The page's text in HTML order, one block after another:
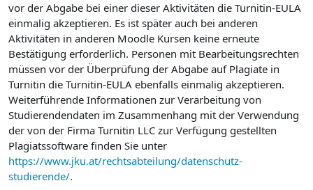
vor der Abgabe bei einer dieser Aktivitäten die Turnitin-EULA
einmalig akzeptieren. Es ist später auch bei anderen
Aktivitäten in anderen Moodle Kursen keine erneute
Bestätigung erforderlich. Personen mit Bearbeitungsrechten
müssen vor der Überprüfung der Abgabe auf Plagiate in
Turnitin die Turnitin-EULA ebenfalls einmalig akzeptieren.
Weiterführende Informationen zur Verarbeitung von
Studierendendaten im Zusammenhang mit der Verwendung
der von der Firma Turnitin LLC zur Verfügung gestellten
Plagiatssoftware finden Sie unter
https://www.jku.at/rechtsabteilung/datenschutz-
studierende/.